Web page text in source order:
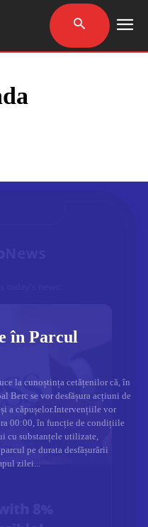
în Parcul
la cunoștința cetățenilor că, în
Berc se vor desfășura acțiuni de
a căpușelor.Intervențiile vor
00:00, în funcție de condițiile
cu substanțele utilizate,
pe durata desfășurării
zilei...